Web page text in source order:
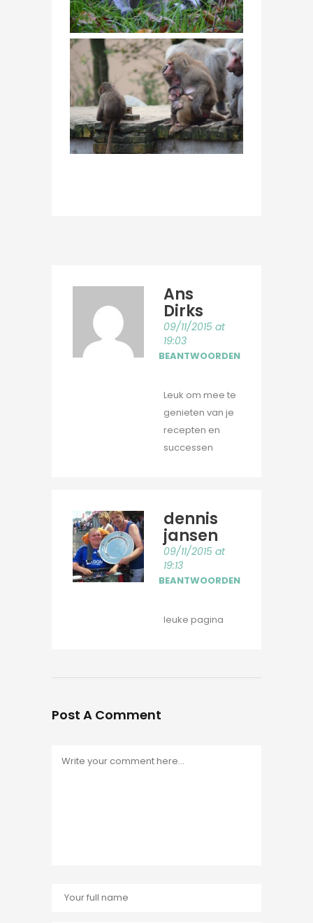
Ans
Dirks
09/11/2015 at
19:03
BEANTWOORDEN
Leuk om mee te
genieten van je
recepten en
successen
dennis
jansen
09/11/2015 at
19:13
BEANTWOORDEN
leuke pagina
Post A Comment